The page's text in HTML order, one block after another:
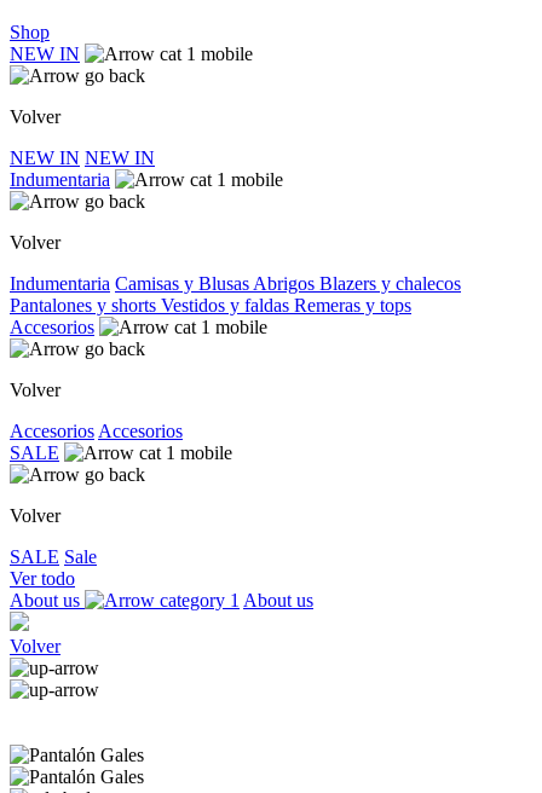
Shop
NEW IN
Volver
NEW IN NEW IN
Indumentaria
Volver
Indumentaria Camisas y Blusas Abrigos Blazers y chalecos
Pantalones y shorts Vestidos y faldas Remeras y tops
Accesorios
Volver
Accesorios Accesorios
SALE
Volver
SALE Sale
Ver todo
About us
About us
Volver